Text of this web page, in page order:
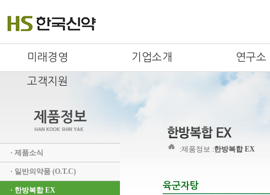
미래경영 기업소개 연구소
고객지원
· 제품소식
· 일반의약품 (O.T.C)
· 한방복합 EX
:제품정보 :한방복합 EX
육군자탕